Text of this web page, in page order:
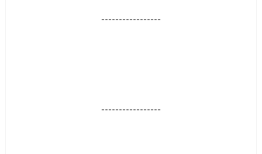
-----------------
-----------------